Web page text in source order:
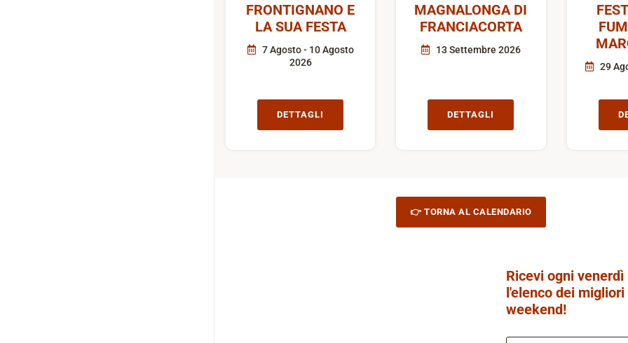
FRONTIGNANO E
LA SUA FESTA
7 Agosto - 10 Agosto
2026
DETTAGLI
MAGNALONGA DI
FRANCIACORTA
13 Settembre 2026
DETTAGLI
29
👉 TORNA AL CALENDARIO
Ricevi ogni venerdì
l'elenco dei
weekend!